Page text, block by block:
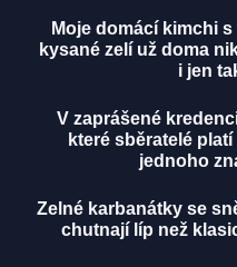
Moje domácí kimchi
kysané zelí už doma
i jen
V zaprášené
které sběratelé
jednoho
Zelné karbanátky se
chutnají líp než